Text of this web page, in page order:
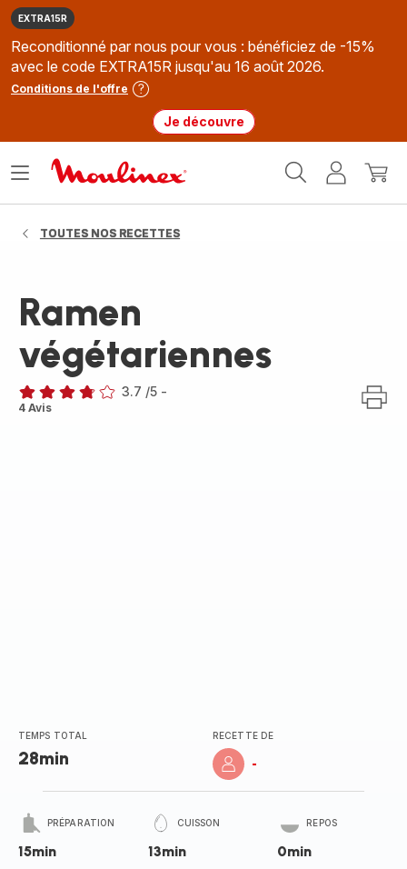
EXTRA15R
Reconditionné par nous pour vous : bénéficiez de -15%
avec le code EXTRA15R jusqu'au 16 août 2026.
Conditions de l'offre
Je découvre
MonMon
Ouvrir
TOUTES NOS RECETTES
Ramen
végétariennes
ratings.3.7
3.7 /5 -
4 Avis
TEMPS TOTAL
28min
RECETTE DE
-
PRÉPARATION
15min
CUISSON
13min
REPOS
0min